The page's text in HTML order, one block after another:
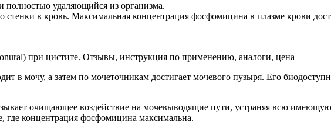
полностью удаляющийся из организма.
в кровь. Максимальная концентрация фосфомицина в плазме крови
в мочу, а затем по мочеточникам достигает мочевого пузыря. Его
очищающее воздействие на мочевыводящие пути, устраняя всю
где концентрация фосфомицина максимальна.